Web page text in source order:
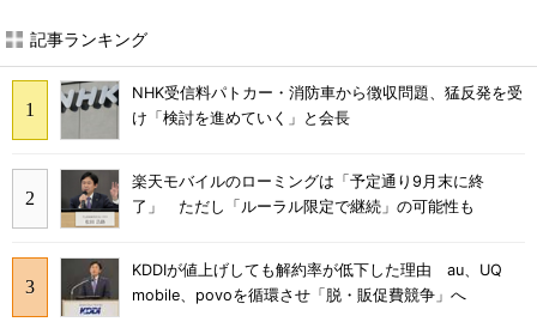
記事ランキング
NHK受信料パトカー・消防車から徴収問題、猛反発を受
け「検討を進めていく」と会長
楽天モバイルのローミングは「予定通り9月末に終
了」 ただし「ルーラル限定で継続」の可能性も
KDDIが値上げしても解約率が低下した理由 au、UQ
mobile、povoを循環させ「脱・販促費競争」へ